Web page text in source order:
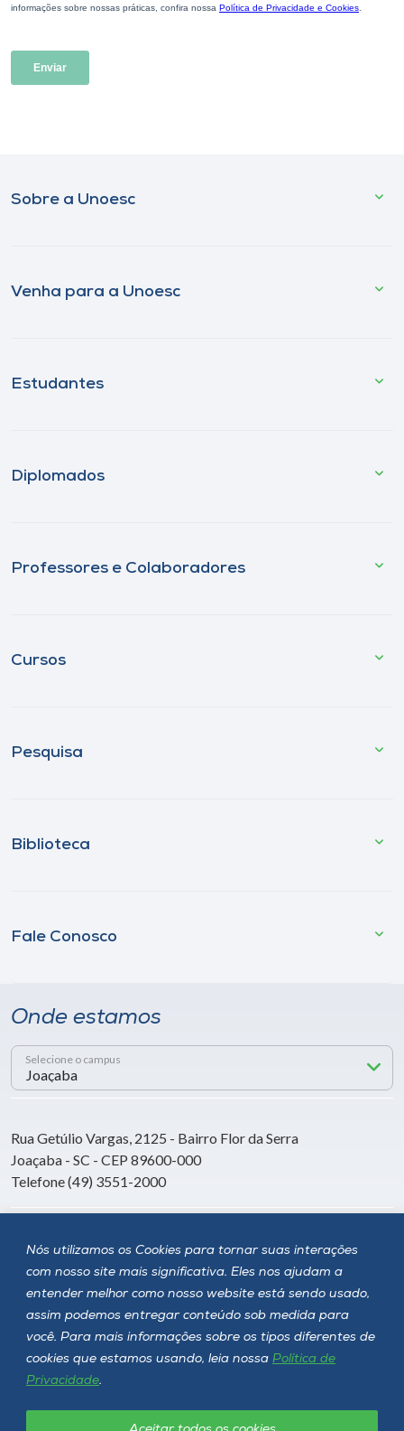
Nós utilizamos os Cookies para tornar suas interações
com nosso site mais significativa. Eles nos ajudam a
entender melhor como nosso website está sendo usado,
assim podemos entregar conteúdo sob medida para
você. Para mais informações sobre os tipos diferentes de
cookies que estamos usando, leia nossa Política de
Privacidade.
Sobre a Unoesc
Venha para a Unoesc
Estudantes
Diplomados
Professores e Colaboradores
Cursos
Pesquisa
Biblioteca
Fale Conosco
Onde estamos
Selecione o campus
Rua Getúlio Vargas, 2125 - Bairro Flor da Serra
Joaçaba - SC - CEP 89600-000
Telefone (49) 3551-2000
Siga a Unoesc